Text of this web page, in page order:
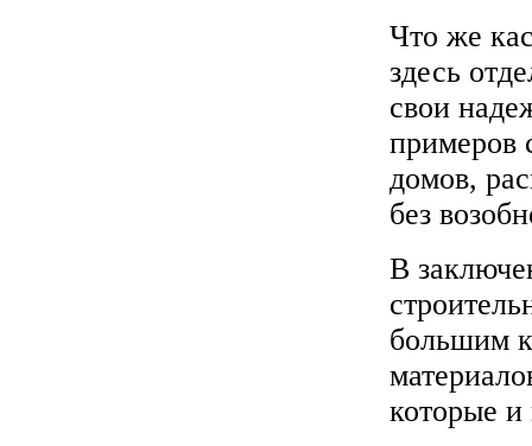
Что же
здесь
свои
примеров
домов,
без
В
большим
которые